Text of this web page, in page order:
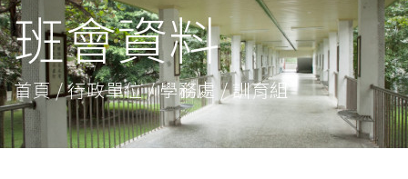
班會資料
首頁 / 行政單位 / 學務處 / 訓育組